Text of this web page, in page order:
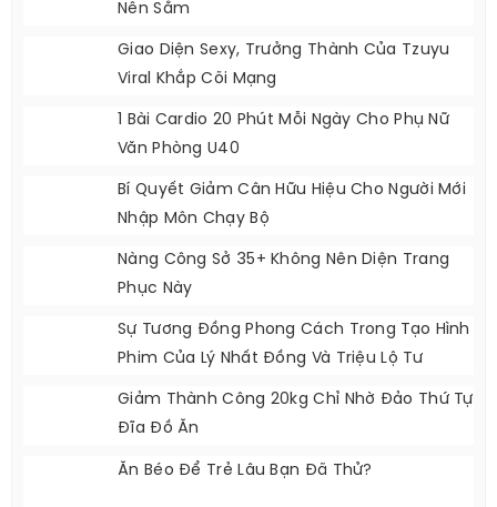
Nên Sắm
Giao Diện Sexy, Trưởng Thành Của Tzuyu
Viral Khắp Cõi Mạng
1 Bài Cardio 20 Phút Mỗi Ngày Cho Phụ Nữ
Văn Phòng U40
Bí Quyết Giảm Cân Hữu Hiệu Cho Người Mới
Nhập Môn Chạy Bộ
Nàng Công Sở 35+ Không Nên Diện Trang
Phục Này
Sự Tương Đồng Phong Cách Trong Tạo Hình
Phim Của Lý Nhất Đồng Và Triệu Lộ Tư
Giảm Thành Công 20kg Chỉ Nhờ Đảo Thứ Tự
Đĩa Đồ Ăn
Ăn Béo Để Trẻ Lâu Bạn Đã Thử?